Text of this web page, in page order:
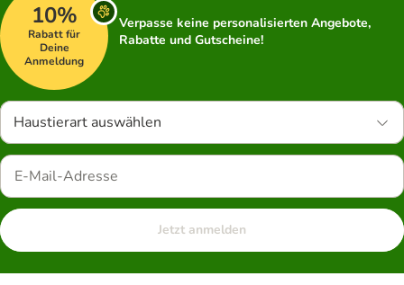
10%
Rabatt für
Deine
Anmeldung
Verpasse keine personalisierten Angebote,
Rabatte und Gutscheine!
Haustierart auswählen
Jetzt anmelden